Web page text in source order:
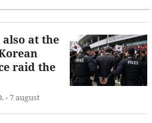
at the
raid the
-7 august